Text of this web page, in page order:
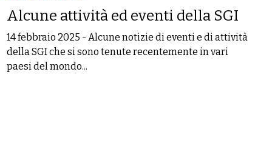
Alcune attività ed eventi della SGI
14 febbraio 2025 - Alcune notizie di eventi e di attività
della SGI che si sono tenute recentemente in vari
paesi del mondo...